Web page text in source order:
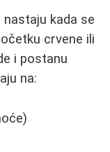
kada se
crvene ili
i postanu
na: